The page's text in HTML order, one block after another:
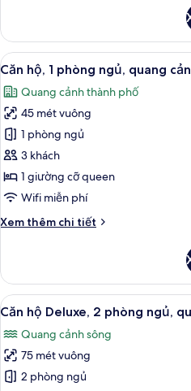
cảnh
thành
phố
Studio
Suite
có
kế
đặc
sắc,
quang
cảnh
thành
phố
Xem
tất
cả
ảnh
Căn
hộ,
1
phòng
quang
phố
6
Căn hộ, 1 phòng ngủ, quang
Quang cảnh thành phố
45 mét vuông
1 phòng ngủ
3 khách
1 giường cỡ queen
Wifi miễn phí
Xem thêm chi tiết
Chi
Căn
hộ,
1
ngủ,
quang
cảnh
thành
Xem
tất
cả
ảnh
Căn
10
Căn hộ Deluxe, 2 phòng ngủ,
Quang cảnh sông
75 mét vuông
2 phòng ngủ